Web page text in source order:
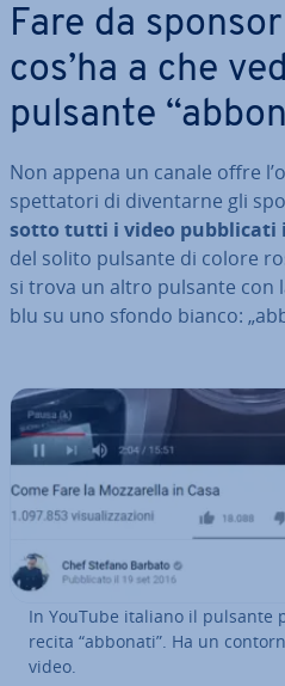
Fare da
cos’ha a che
pulsante
Non appena un canale offre
spet­ta­to­ri di di­ven­tar­ne gli
sotto tutti i video pub­bli­ca­ti
del solito pulsante di colore
si trova un altro pulsante con
blu su uno sfondo bianco:
In YouTube italiano il pulsante
recita “abbonati”. Ha un
video.